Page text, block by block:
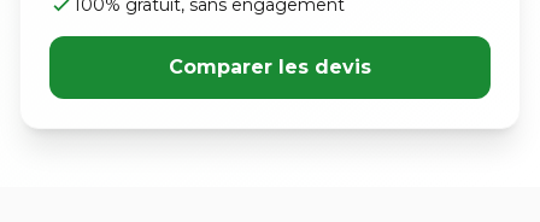
100% gratuit, sans engagement
Comparer les devis